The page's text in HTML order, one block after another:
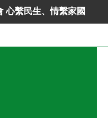
心繫民生、情繫家國